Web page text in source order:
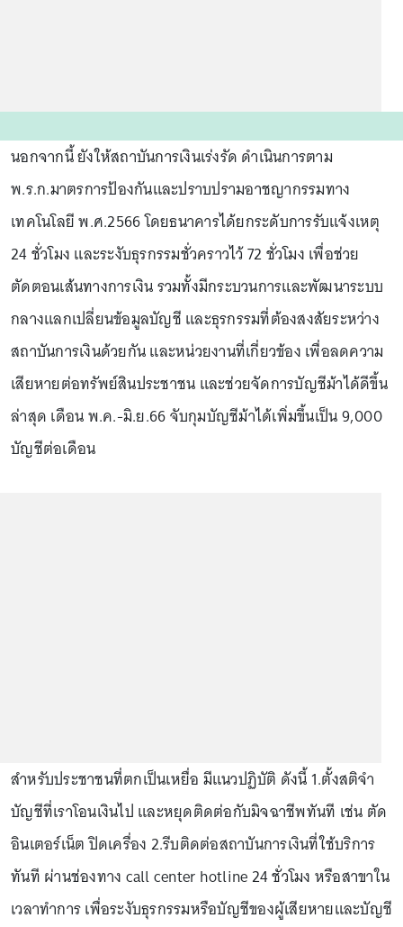
นอกจากนี้ ยังให้สถาบันการเงินเร่งรัด ดำเนินการตาม
พ.ร.ก.มาตรการป้องกันและปราบปรามอาชญากรรมทาง
เทคโนโลยี พ.ศ.2566 โดยธนาคารได้ยกระดับการรับแจ้งเหตุ
24 ชั่วโมง และระงับธุรกรรมชั่วคราวไว้ 72 ชั่วโมง เพื่อช่วย
ตัดตอนเส้นทางการเงิน รวมทั้งมีกระบวนการและพัฒนาระบบ
กลางแลกเปลี่ยนข้อมูลบัญชี และธุรกรรมที่ต้องสงสัยระหว่าง
สถาบันการเงินด้วยกัน และหน่วยงานที่เกี่ยวข้อง เพื่อลดความ
เสียหายต่อทรัพย์สินประชาชน และช่วยจัดการบัญชีม้าได้ดีขึ้น
ล่าสุด เดือน พ.ค.-มิ.ย.66 จับกุมบัญชีม้าได้เพิ่มขึ้นเป็น 9,000
บัญชีต่อเดือน
สำหรับประชาชนที่ตกเป็นเหยื่อ มีแนวปฏิบัติ ดังนี้ 1.ตั้งสติจำ
บัญชีที่เราโอนเงินไป และหยุดติดต่อกับมิจฉาชีพทันที เช่น ตัด
อินเตอร์เน็ต ปิดเครื่อง 2.รีบติดต่อสถาบันการเงินที่ใช้บริการ
ทันที ผ่านช่องทาง call center hotline 24 ชั่วโมง หรือสาขาใน
เวลาทำการ เพื่อระงับธุรกรรมหรือบัญชีของผู้เสียหายและบัญชี